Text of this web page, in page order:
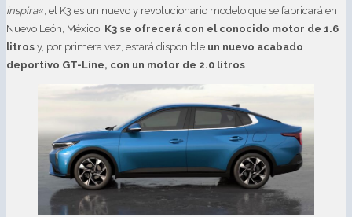
inspira«, el K3 es un nuevo y revolucionario modelo que se fabricará en
Nuevo León, México. K3 se ofrecerá con el conocido motor de 1.6
litros y, por primera vez, estará disponible un nuevo acabado
deportivo GT-Line, con un motor de 2.0 litros.